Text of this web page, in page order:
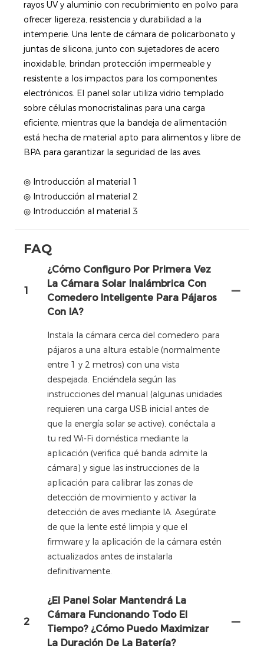
rayos UV y aluminio con recubrimiento en polvo para
ofrecer ligereza, resistencia y durabilidad a la
intemperie. Una lente de cámara de policarbonato y
juntas de silicona, junto con sujetadores de acero
inoxidable, brindan protección impermeable y
resistente a los impactos para los componentes
electrónicos. El panel solar utiliza vidrio templado
sobre células monocristalinas para una carga
eficiente, mientras que la bandeja de alimentación
está hecha de material apto para alimentos y libre de
BPA para garantizar la seguridad de las aves.
◎ Introducción al material 1
◎ Introducción al material 2
◎ Introducción al material 3
FAQ
1
¿Cómo Configuro Por Primera Vez
La Cámara Solar Inalámbrica Con
Comedero Inteligente Para Pájaros
Con IA?
Instala la cámara cerca del comedero para
pájaros a una altura estable (normalmente
entre 1 y 2 metros) con una vista
despejada. Enciéndela según las
instrucciones del manual (algunas unidades
requieren una carga USB inicial antes de
que la energía solar se active), conéctala a
tu red Wi-Fi doméstica mediante la
aplicación (verifica qué banda admite la
cámara) y sigue las instrucciones de la
aplicación para calibrar las zonas de
detección de movimiento y activar la
detección de aves mediante IA. Asegúrate
de que la lente esté limpia y que el
firmware y la aplicación de la cámara estén
actualizados antes de instalarla
definitivamente.
2
¿El Panel Solar Mantendrá La
Cámara Funcionando Todo El
Tiempo? ¿Cómo Puedo Maximizar
La Duración De La Batería?